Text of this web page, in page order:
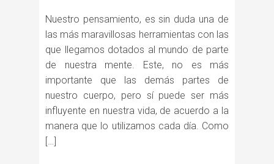
Nuestro pensamiento, es sin duda una de
las más maravillosas herramientas con las
que llegamos dotados al mundo de parte
de nuestra mente. Este, no es más
importante que las demás partes de
nuestro cuerpo, pero sí puede ser más
influyente en nuestra vida, de acuerdo a la
manera que lo utilizamos cada día. Como
[…]